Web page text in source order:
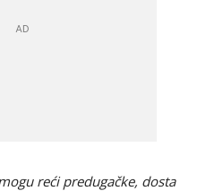
reći predugačke, dosta